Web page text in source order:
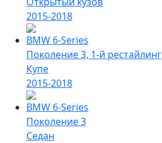
2015-2018
BMW 6-Series
Поколение 3, 1-й рестайлинг
Купе
2015-2018
BMW 6-Series
Поколение 3
Седан